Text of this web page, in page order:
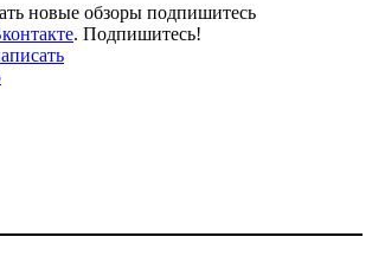
новые обзоры подпишитесь
. Подпишитесь!